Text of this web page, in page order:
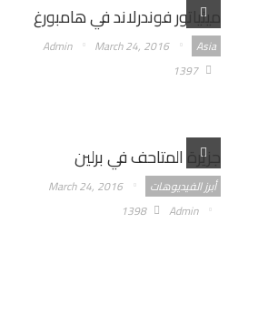
مينياتور فوندرلاند في هامبورغ
Asia
March 24, 2016
Admin
1397
جزيرة المتاحف في برلين
أبرز الفيديوهات
March 24, 2016
Admin
1398